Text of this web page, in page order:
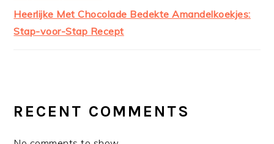
Heerlijke Met Chocolade Bedekte Amandelkoekjes:
Stap-voor-Stap Recept
RECENT COMMENTS